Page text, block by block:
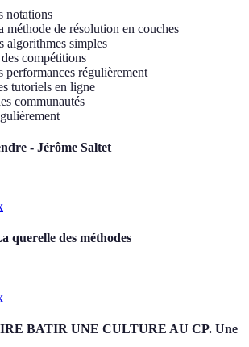
notations
méthode de résolution en couches
algorithmes simples
compétitions
performances régulièrement
tutoriels en ligne
communautés
- Jérôme Saltet
querelle des méthodes
BATIR UNE CULTURE AU CP. Une